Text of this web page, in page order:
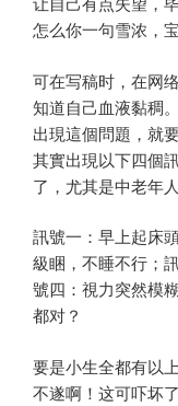
让自己有点失望，
怎么你一句雪浓，
可在写稿时，在网
知道自己血液黏稠
出現這個問題，就
其實出現以下四個
了，尤其是中老年
訊號一：早上起床
級睏，不睡不行；
號四：視力突然模
都对？
要是小生全都有以
不遂啊！这可吓坏